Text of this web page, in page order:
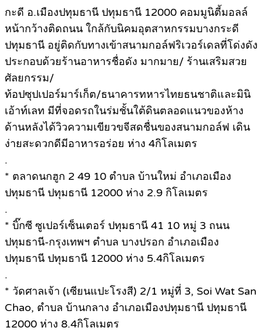
กะดี อ.เมืองปทุมธานี ปทุมธานี 12000 คอมมูนิตี้มอลล์
หน้ากว้างติดถนน ใกล้กับนิคมอุตสาหกรรมบางกระดี
ปทุมธานี อยู่ติดกับทางเข้าสนามกอล์ฟริเวอร์เดลที่โด่งดัง
ประกอบด้วยร้านอาหารชื่อดัง มากมาย/ ร้านเสริมสวย
ศัลยกรรม/
ท้อปซุปเปอร์มาร์เก็ต/ธนาคารทหารไทยธนชาติและมินิ
เอ้าท์เลท มีที่จอดรถในร่มชั้นใต้ดินตลอดแนวของห้าง
ด้านหลังได้วิวความเขียวขจีสดชื่นของสนามกอล์ฟ เดิน
ง่ายสะดวกดีมีอาหารอร่อย ห่าง 4กิโลเมตร
.
* ตลาดนกฮูก 2 49 10 ตำบล บ้านใหม่ อำเภอเมือง
ปทุมธานี ปทุมธานี 12000 ห่าง 2.9 กิโลเมตร
.
* บิ๊กซี ซูเปอร์เซ็นเตอร์ ปทุมธานี 41 10 หมู่ 3 ถนน
ปทุมธานี-กรุงเทพฯ ตำบล บางปรอก อำเภอเมือง
ปทุมธานี ปทุมธานี 12000 ห่าง 5.4กิโลเมตร
.
* วัดศาลเจ้า (เซียนแปะโรงสี) 2/1 หมู่ที่ 3, Soi Wat San
Chao, ตำบล บ้านกลาง อำเภอเมืองปทุมธานี ปทุมธานี
12000 ห่าง 8.4กิโลเมตร